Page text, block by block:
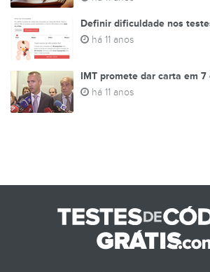
Definir dificuldade nos
há 11 anos
IMT promete dar carta em 7
há 11 anos